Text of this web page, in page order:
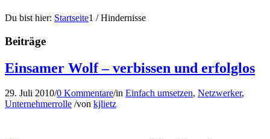
Du bist hier: Startseite1 / Hindernisse
Beiträge
Einsamer Wolf – verbissen und erfolglos
29. Juli 2010/0 Kommentare/in Einfach umsetzen, Netzwerker,
Unternehmerrolle /von kjlietz